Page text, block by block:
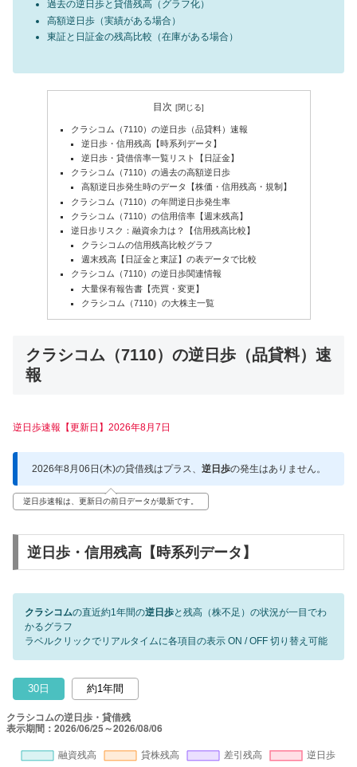
過去の逆日歩と貸借残高（グラフ化）
高額逆日歩（実績がある場合）
東証と日証金の残高比較（在庫がある場合）
目次
クラシコム（7110）の逆日歩（品貸料）速報
逆日歩・信用残高【時系列データ】
逆日歩・貸借倍率一覧リスト【日証金】
クラシコム（7110）の過去の高額逆日歩
高額逆日歩発生時のデータ【株価・信用残高・規制】
クラシコム（7110）の年間逆日歩発生率
クラシコム（7110）の信用倍率【週末残高】
逆日歩リスク：融資余力は？【信用残高比較】
クラシコムの信用残高比較グラフ
週末残高【日証金と東証】の表データで比較
クラシコム（7110）の逆日歩関連情報
大量保有報告書【売買・変更】
クラシコム（7110）の大株主一覧
クラシコム（7110）の逆日歩（品貸料）速
報
逆日歩速報【更新日】2026年8月7日
2026年8月06日(木)の貸借残はプラス、 逆日歩の発生はありません。
逆日歩速報は、更新日の前日データが最新です。
逆日歩・信用残高【時系列データ】
クラシコムの直近約1年間の逆日歩と残高（株不足）の状況が一目でわ
かるグラフ
ラベルクリックでリアルタイムに各項目の表示 ON / OFF 切り替え可能
30日 約1年間